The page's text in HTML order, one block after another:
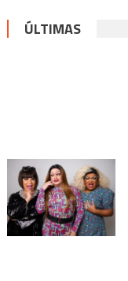
ÚLTIMAS